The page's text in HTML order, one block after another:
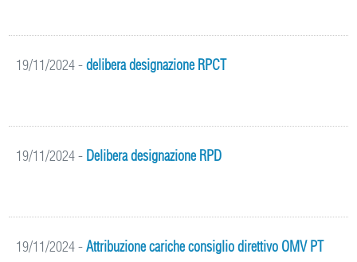
19/11/2024-delibera designazione RPCT
19/11/2024- Delibera designazione RPD
19/11/2024-Attribuzione cariche consiglio direttivo OMV PT